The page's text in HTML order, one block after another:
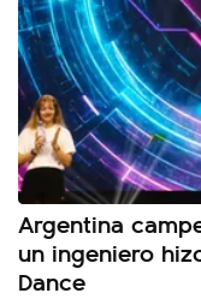
Argentina
un ingeniero
Dance